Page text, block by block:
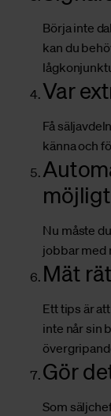
Börja inte
kan du
Var
Få
känna och
Nu måste
jobbar med
Mät
Ett tips är
inte når sin
Gör
Som